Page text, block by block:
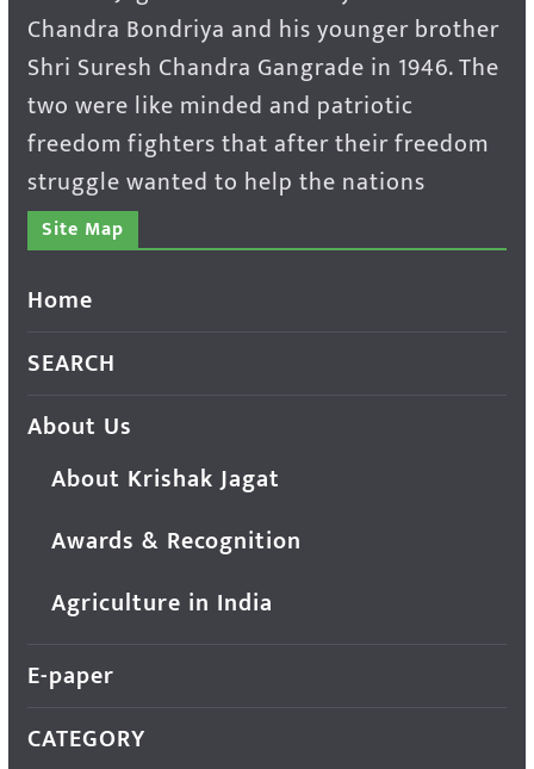
Chandra Bondriya and his younger brother
Shri Suresh Chandra Gangrade in 1946. The
two were like minded and patriotic
freedom fighters that after their freedom
struggle wanted to help the nations
Site Map
Home
SEARCH
About Us
About Krishak Jagat
Awards & Recognition
Agriculture in India
E-paper
CATEGORY